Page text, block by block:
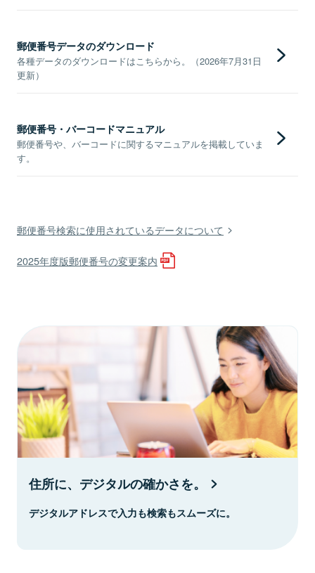
郵便番号データのダウンロード
各種データのダウンロードはこちらから。（2026年7月31日
更新）
郵便番号・バーコードマニュアル
郵便番号や、バーコードに関するマニュアルを掲載していま
す。
郵便番号検索に使用されているデータについて
2025年度版郵便番号の変更案内
住所に、デジタルの確かさを。
デジタルアドレスで入力も検索もスムーズに。